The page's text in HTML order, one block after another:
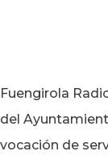
Fuengirola
del
vocación de